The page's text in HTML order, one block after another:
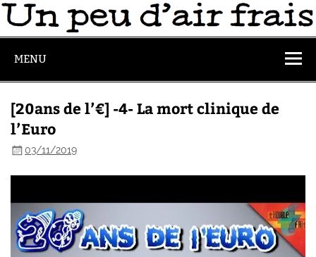
MENU
[20ans de l’€] -4- La mort clinique de
l’Euro
03/11/2019